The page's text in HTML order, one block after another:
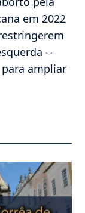
em 2022
--
ampliar